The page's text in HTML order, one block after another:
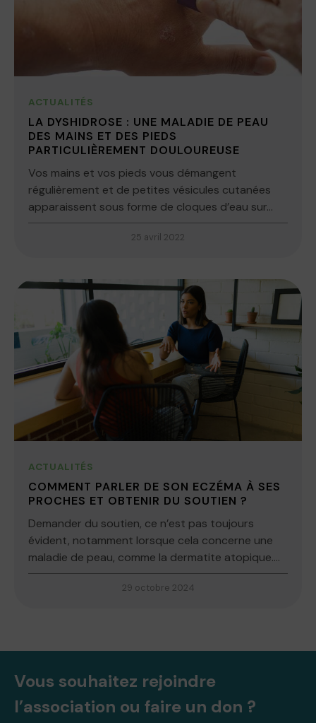
ACTUALITÉS
LA DYSHIDROSE : UNE MALADIE DE PEAU
DES MAINS ET DES PIEDS
PARTICULIÈREMENT DOULOUREUSE
Vos mains et vos pieds vous démangent
régulièrement et de petites vésicules cutanées
apparaissent sous forme de cloques d’eau sur...
25 avril 2022
ACTUALITÉS
COMMENT PARLER DE SON ECZÉMA À SES
PROCHES ET OBTENIR DU SOUTIEN ?
Demander du soutien, ce n’est pas toujours
évident, notamment lorsque cela concerne une
maladie de peau, comme la dermatite atopique....
29 octobre 2024
Vous souhaitez rejoindre
l’association ou faire un don ?